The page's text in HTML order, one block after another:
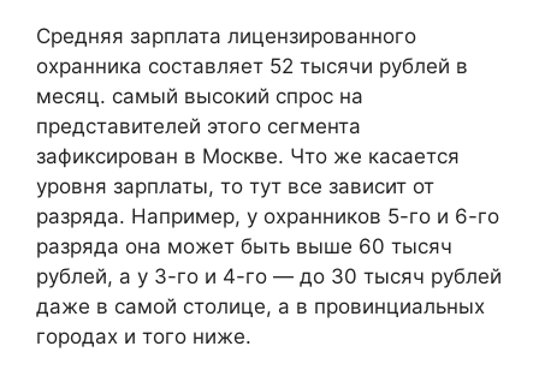
Средняя зарплата лицензированного
охранника составляет 52 тысячи рублей в
месяц. самый высокий спрос на
представителей этого сегмента
зафиксирован в Москве. Что же касается
уровня зарплаты, то тут все зависит от
разряда. Например, у охранников 5-го и 6-го
разряда она может быть выше 60 тысяч
рублей, а у 3-го и 4-го — до 30 тысяч рублей
даже в самой столице, а в провинциальных
городах и того ниже.